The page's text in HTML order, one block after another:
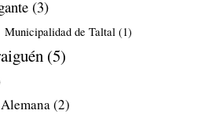
(3)
Municipalidad de Taltal (1)
(5)
(2)